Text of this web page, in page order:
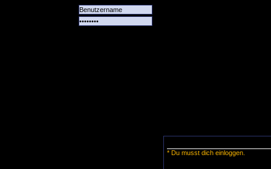
* Du musst dich einloggen.